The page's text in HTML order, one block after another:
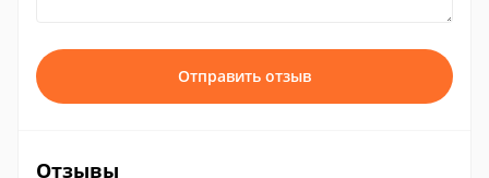
Отправить отзыв
Отзывы